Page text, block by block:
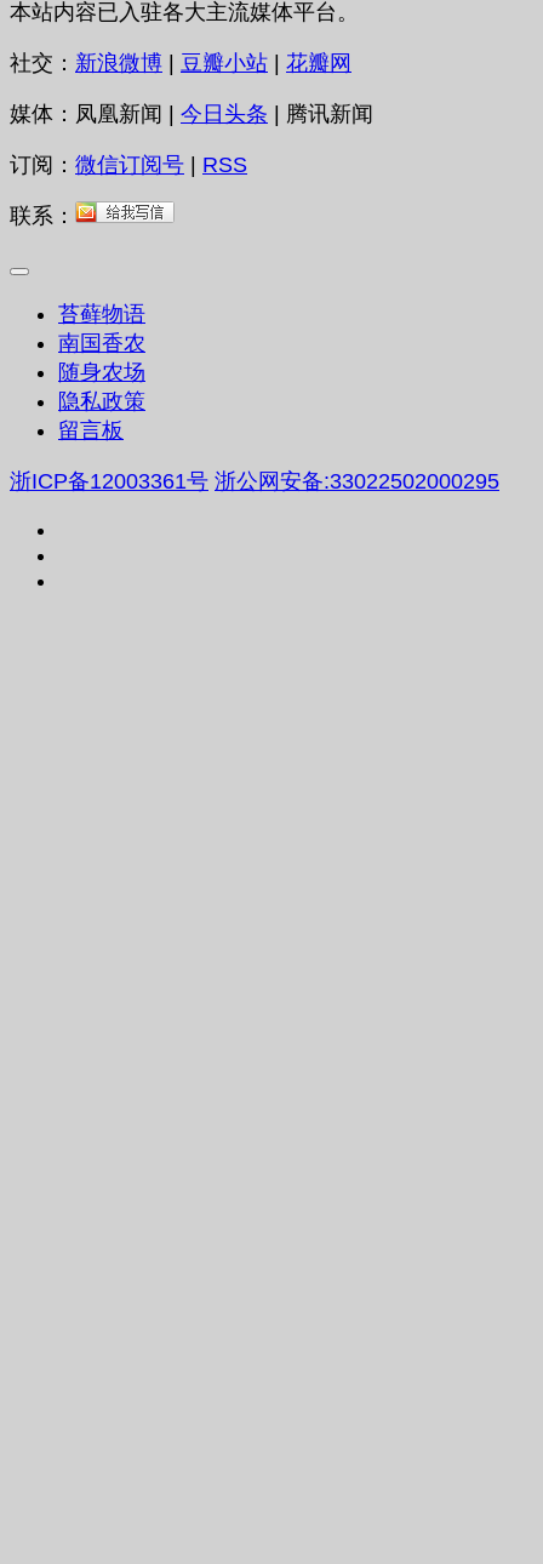
本站内容已入驻各大主流媒体平台。
社交： 新浪微博 | 豆瓣小站 | 花瓣网
媒体：凤凰新闻 | 今日头条 | 腾讯新闻
订阅： 微信订阅号 | RSS
联系：
苔藓物语
南国香农
随身农场
隐私政策
留言板
浙ICP备12003361号 浙公网安备:33022502000295